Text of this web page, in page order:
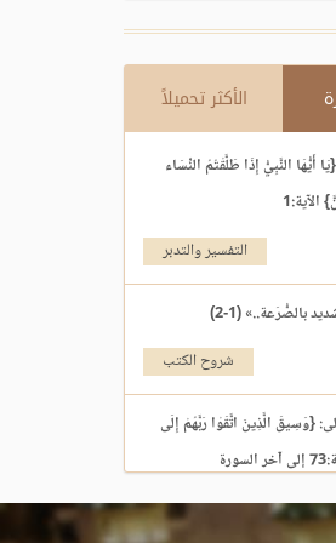
الأكثر تحميلاً
أَيُّهَا النَّبِيُّ إِذَا طَلَّقْتُمُ النِّسَاء
التفسير والتدبر
بالصُّرَعة..» (1-2)
شروح الكتب
{وَسِيقَ الَّذِينَ اتَّقَوْا رَبَّهُمْ إِلَى
التفسير والتدبر